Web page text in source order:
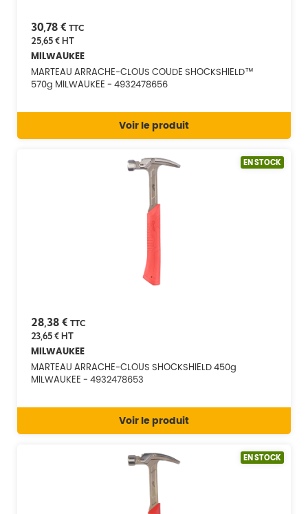
30,78 € TTC
25,65 €HT
MILWAUKEE
MARTEAU ARRACHE-CLOUS COUDE SHOCKSHIELD™
570g MILWAUKEE - 4932478656
Voir le produit
EN STOCK
28,38 € TTC
23,65 €HT
MILWAUKEE
MARTEAU ARRACHE-CLOUS SHOCKSHIELD 450g
MILWAUKEE - 4932478653
Voir le produit
EN STOCK